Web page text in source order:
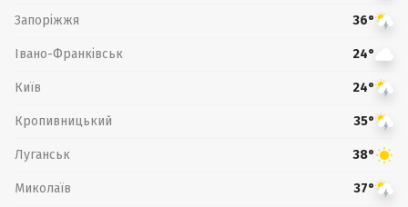
Запоріжжя 36°
Івано-Франківськ 24°
Київ 24°
Кропивницький 35°
Луганськ 38°
Миколаїв 37°